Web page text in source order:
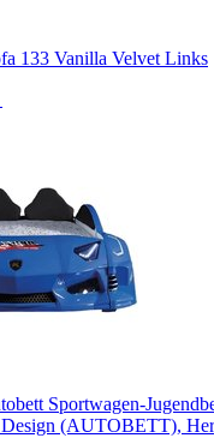
133 Vanilla Velvet Links
Sportwagen-
Design (AUTOBETT),